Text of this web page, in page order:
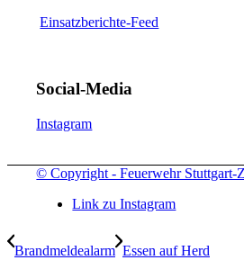
Einsatzberichte-Feed
Social-Media
Instagram
© Copyright - Feuerwehr Stuttgart-
Link zu Instagram
Brandmeldealarm Essen auf Herd